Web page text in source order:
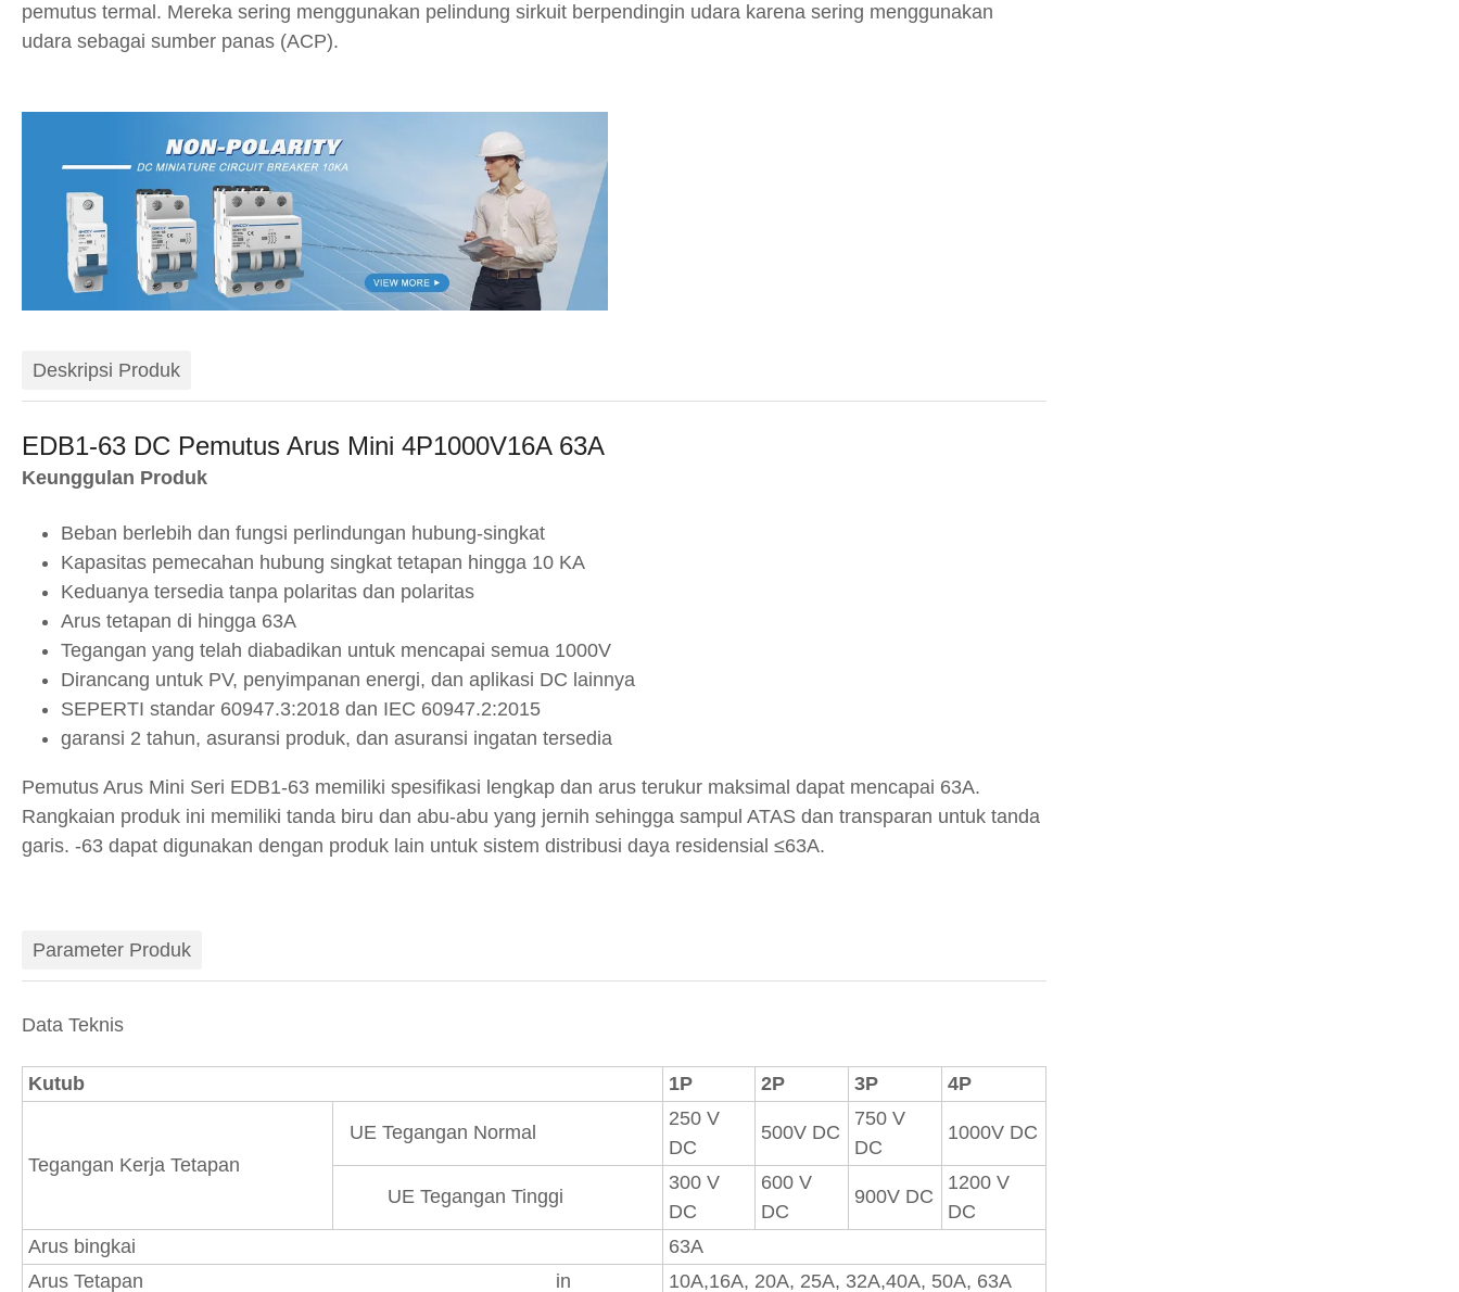
pemutus termal. Mereka sering menggunakan pelindung sirkuit berpendingin udara karena sering menggunakan
udara sebagai sumber panas (ACP).
Deskripsi Produk
EDB1-63 DC Pemutus Arus Mini 4P1000V16A 63A
Keunggulan Produk
Beban berlebih dan fungsi perlindungan hubung-singkat
Kapasitas pemecahan hubung singkat tetapan hingga 10 KA
Keduanya tersedia tanpa polaritas dan polaritas
Arus tetapan di hingga 63A
Tegangan yang telah diabadikan untuk mencapai semua 1000V
Dirancang untuk PV, penyimpanan energi, dan aplikasi DC lainnya
SEPERTI standar 60947.3:2018 dan IEC 60947.2:2015
garansi 2 tahun, asuransi produk, dan asuransi ingatan tersedia
Pemutus Arus Mini Seri EDB1-63 memiliki spesifikasi lengkap dan arus terukur maksimal dapat mencapai 63A.
Rangkaian produk ini memiliki tanda biru dan abu-abu yang jernih sehingga sampul ATAS dan transparan untuk tanda
garis. -63 dapat digunakan dengan produk lain untuk sistem distribusi daya residensial ≤63A.
Parameter Produk
Data Teknis
Kutub 1P 2P 3P 4P
Tegangan Kerja Tetapan
UE Tegangan Normal
250 V
DC
500V DC
750 V
DC
1000V DC
UE Tegangan Tinggi
300 V
DC
600 V
DC
900V DC
1200 V
DC
Arus bingkai
63A
Arus Tetapan in
10A,16A, 20A, 25A, 32A,40A, 50A, 63A